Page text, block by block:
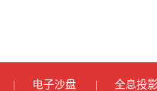
电子沙盘 全息投